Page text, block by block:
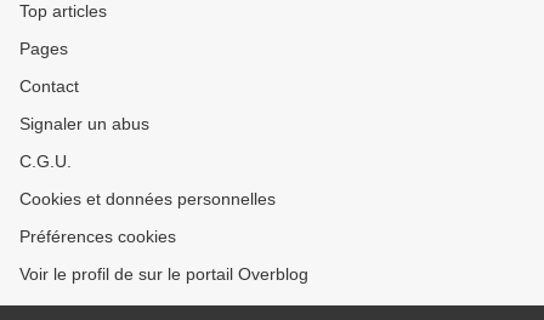
Top articles
Pages
Contact
Signaler un abus
C.G.U.
Cookies et données personnelles
Préférences cookies
Voir le profil de sur le portail Overblog